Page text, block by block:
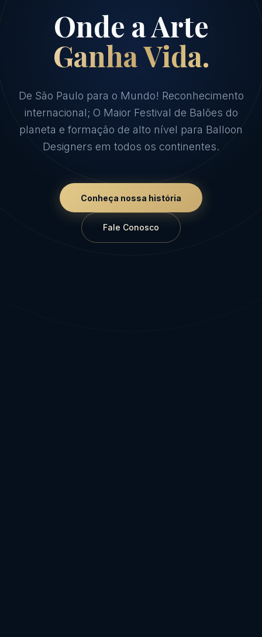
Onde a Arte
Ganha Vida.
De São Paulo para o Mundo! Reconhecimento
internacional; O Maior Festival de Balões do
planeta e formação de alto nível para Balloon
Designers em todos os continentes.
Conheça nossa história
Fale Conosco